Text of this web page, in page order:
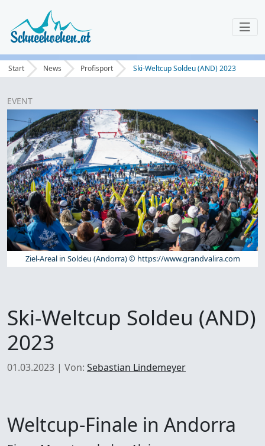
Start News Profisport Ski-Weltcup Soldeu (AND) 2023
EVENT
Ziel-Areal in Soldeu (Andorra) © https://www.grandvalira.com
Ski-Weltcup Soldeu (AND)
2023
01.03.2023 | Von: Sebastian Lindemeyer
Weltcup-Finale in Andorra